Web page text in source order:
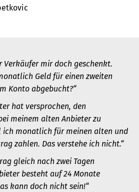
Verkäufer mir doch geschenkt.
Geld für einen zweiten
Konto abgebucht?“
hat versprochen, den
meinem alten Anbieter zu
ich monatlich für meinen alten und
zahlen. Das verstehe ich nicht.“
gleich nach zwei Tagen
besteht auf 24 Monate
kann doch nicht sein!“